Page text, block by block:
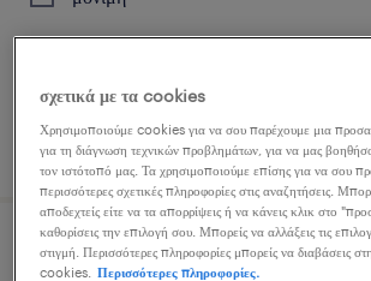
δημοσιεύτηκε 5 αυγούστου 2026
ηλεκτρολόγος φωτοβολταϊκών
σχετικά με τα cookies
Χρησιμοποιούμε cookies για να σου παρέχουμε μια
για τη διάγνωση τεχνικών προβλημάτων, για να μας
τον ιστότοπό μας. Τα χρησιμοποιούμε επίσης για να σου
περισσότερες σχετικές πληροφορίες στις αναζητήσεις.
αποδεχτείς είτε να τα απορρίψεις ή να κάνεις κλικ στο
καθορίσεις την επιλογή σου. Μπορείς να αλλάξεις τις
στιγμή. Περισσότερες πληροφορίες μπορείς να διαβάσεις
cookies.
Περισσότερες πληροφορίες.